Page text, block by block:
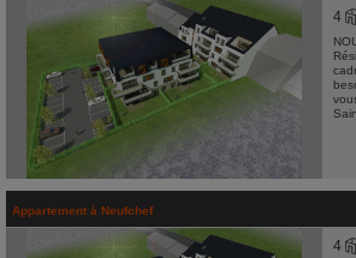
4
Appartement à Neufchef
4